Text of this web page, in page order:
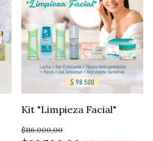
Kit "Limpieza Facial"
$116.000,00